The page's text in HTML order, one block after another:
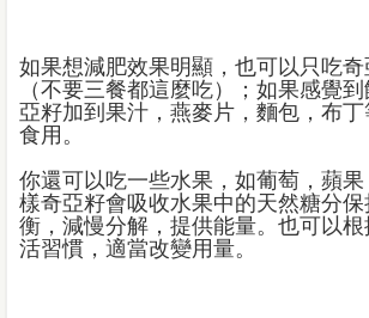
如果想減肥效果明顯，也可以只吃
（不要三餐都這麼吃）；如果感覺
亞籽加到果汁，燕麥片，麵包，布
食用。
你還可以吃一些水果，如葡萄，蘋
樣奇亞籽會吸收水果中的天然糖分
衡，減慢分解，提供能量。也可以
活習慣，適當改變用量。